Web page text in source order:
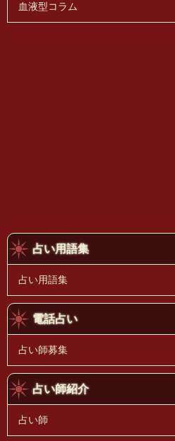
血液型コラム
占い用語集
占い用語集
電話占い
占い師募集
占い師紹介
占い師